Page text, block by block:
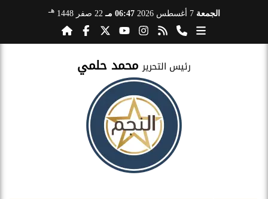
الجمعة 7 أغسطس 2026 06:47 مـ 22 صفر 1448 هـ
رئيس التحرير محمد حلمي